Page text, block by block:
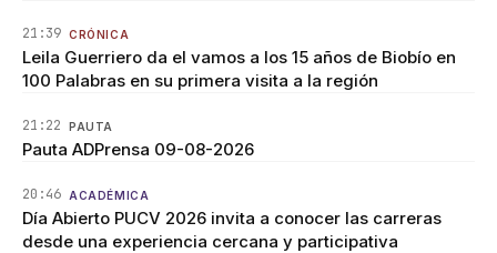
21:39 CRÓNICA
Leila Guerriero da el vamos a los 15 años de Biobío en
100 Palabras en su primera visita a la región
21:22 PAUTA
Pauta ADPrensa 09-08-2026
20:46 ACADÉMICA
Día Abierto PUCV 2026 invita a conocer las carreras
desde una experiencia cercana y participativa